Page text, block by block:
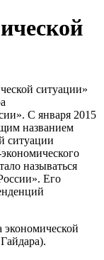
ситуации»
C января 2015
названием
ситуации
называться
Его
экономической